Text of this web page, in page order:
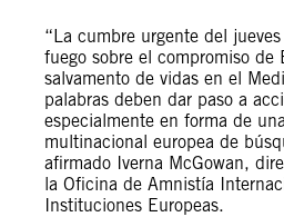
“La cumbre urgente del
fuego sobre el compromiso de
salvamento de vidas en el
palabras deben dar paso a
especialmente en forma de
multinacional europea de
afirmado Iverna McGowan,
la Oficina de Amnistía
Instituciones Europeas.